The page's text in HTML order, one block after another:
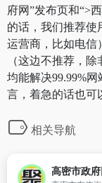
府网”发布页和“>
的话，我们推荐使
运营商，比如电信
（这边不推荐，
均能解决99.99%
言，着急的话也可
相关导航
高密市政府